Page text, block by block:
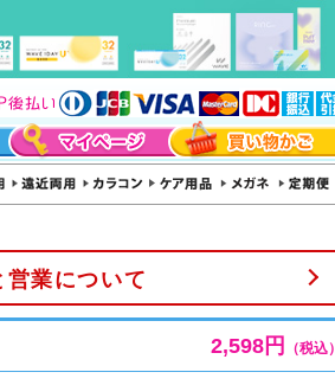
業について
2,598円 （税込）